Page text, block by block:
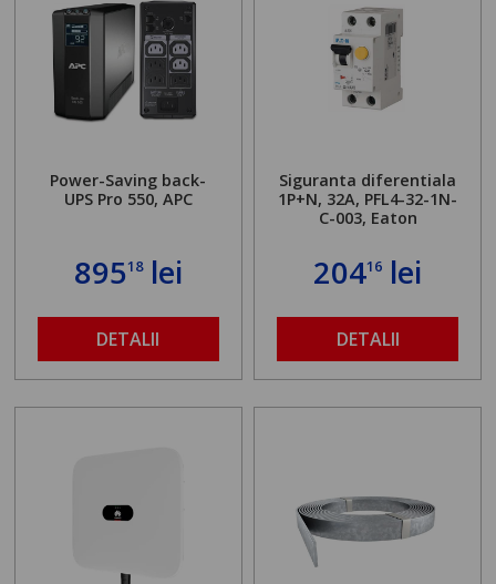
Power-Saving back-
UPS Pro 550, APC
89518lei
DETALII
Siguranta diferentiala
1P+N, 32A, PFL4-32-1N-
C-003, Eaton
20416 lei
DETALII